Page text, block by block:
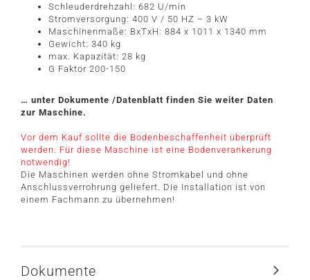
Schleuderdrehzahl: 682 U/min
Stromversorgung: 400 V / 50 HZ – 3 kW
Maschinenmaße: BxTxH: 884 x 1011 x 1340 mm
Gewicht: 340 kg
max. Kapazität: 28 kg
G Faktor 200-150
… unter Dokumente /Datenblatt finden Sie weiter Daten
zur Maschine.
Vor dem Kauf sollte die Bodenbeschaffenheit überprüft
werden. Für diese Maschine ist eine Bodenverankerung
notwendig!
Die Maschinen werden ohne Stromkabel und ohne
Anschlussverrohrung geliefert. Die Installation ist von
einem Fachmann zu übernehmen!
Dokumente